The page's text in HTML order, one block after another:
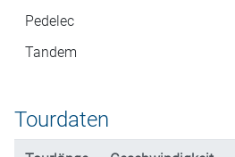
Pedelec
Tandem
Tourdaten